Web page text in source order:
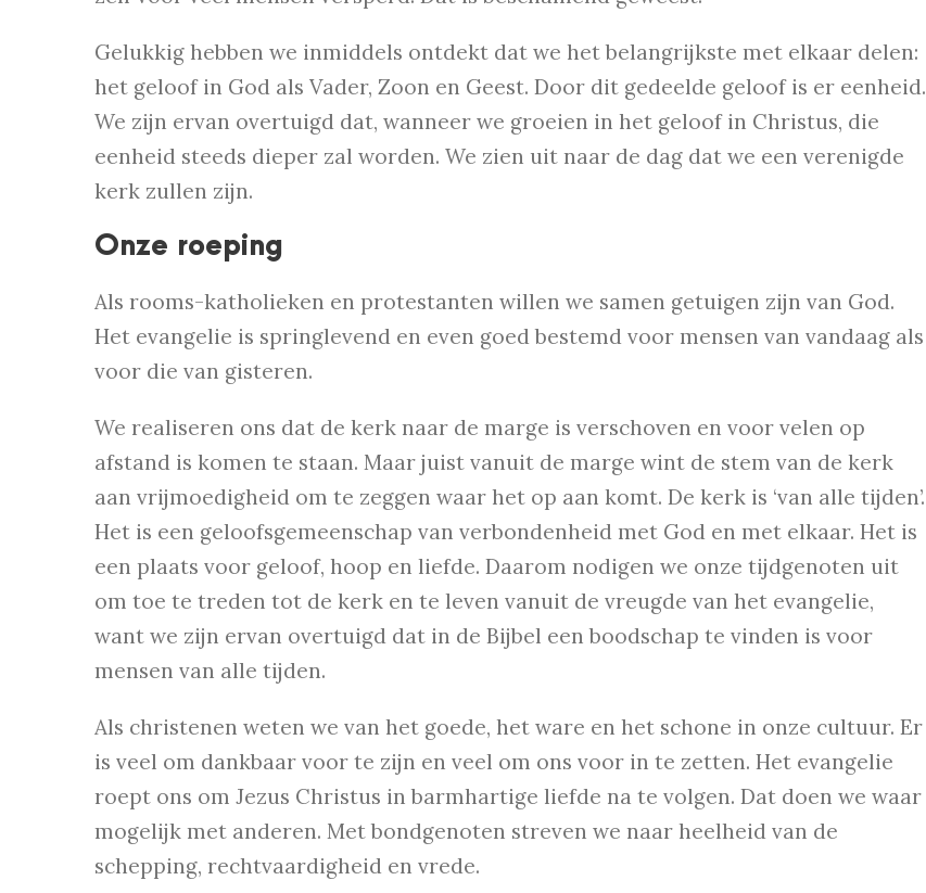
Gelukkig hebben we inmiddels ontdekt dat we het belangrijkste met elkaar delen:
het geloof in God als Vader, Zoon en Geest. Door dit gedeelde geloof is er eenheid.
We zijn ervan overtuigd dat, wanneer we groeien in het geloof in Christus, die
eenheid steeds dieper zal worden. We zien uit naar de dag dat we een verenigde
kerk zullen zijn.
Onze roeping
Als rooms-katholieken en protestanten willen we samen getuigen zijn van God.
Het evangelie is springlevend en even goed bestemd voor mensen van vandaag als
voor die van gisteren.
We realiseren ons dat de kerk naar de marge is verschoven en voor velen op
afstand is komen te staan. Maar juist vanuit de marge wint de stem van de kerk
aan vrijmoedigheid om te zeggen waar het op aan komt. De kerk is ‘van alle tijden’.
Het is een geloofsgemeenschap van verbondenheid met God en met elkaar. Het is
een plaats voor geloof, hoop en liefde. Daarom nodigen we onze tijdgenoten uit
om toe te treden tot de kerk en te leven vanuit de vreugde van het evangelie,
want we zijn ervan overtuigd dat in de Bijbel een boodschap te vinden is voor
mensen van alle tijden.
Als christenen weten we van het goede, het ware en het schone in onze cultuur. Er
is veel om dankbaar voor te zijn en veel om ons voor in te zetten. Het evangelie
roept ons om Jezus Christus in barmhartige liefde na te volgen. Dat doen we waar
mogelijk met anderen. Met bondgenoten streven we naar heelheid van de
schepping, rechtvaardigheid en vrede.